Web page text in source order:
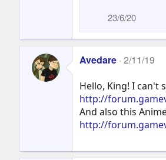
23/6/20
Avedare 2/11/19
Hello, King! I can't
http://
And also this
http://